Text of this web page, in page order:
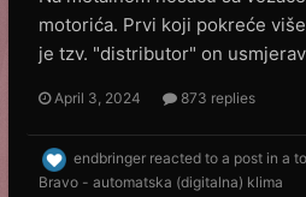
motorića. Prvi koji pokreće
je tzv. "distributor" on
April 3, 2024 873 replies
endbringer reacted to a post in a
Bravo - automatska (digitalna) klima